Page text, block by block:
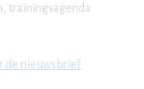
trainingsagenda
de nieuwsbrief